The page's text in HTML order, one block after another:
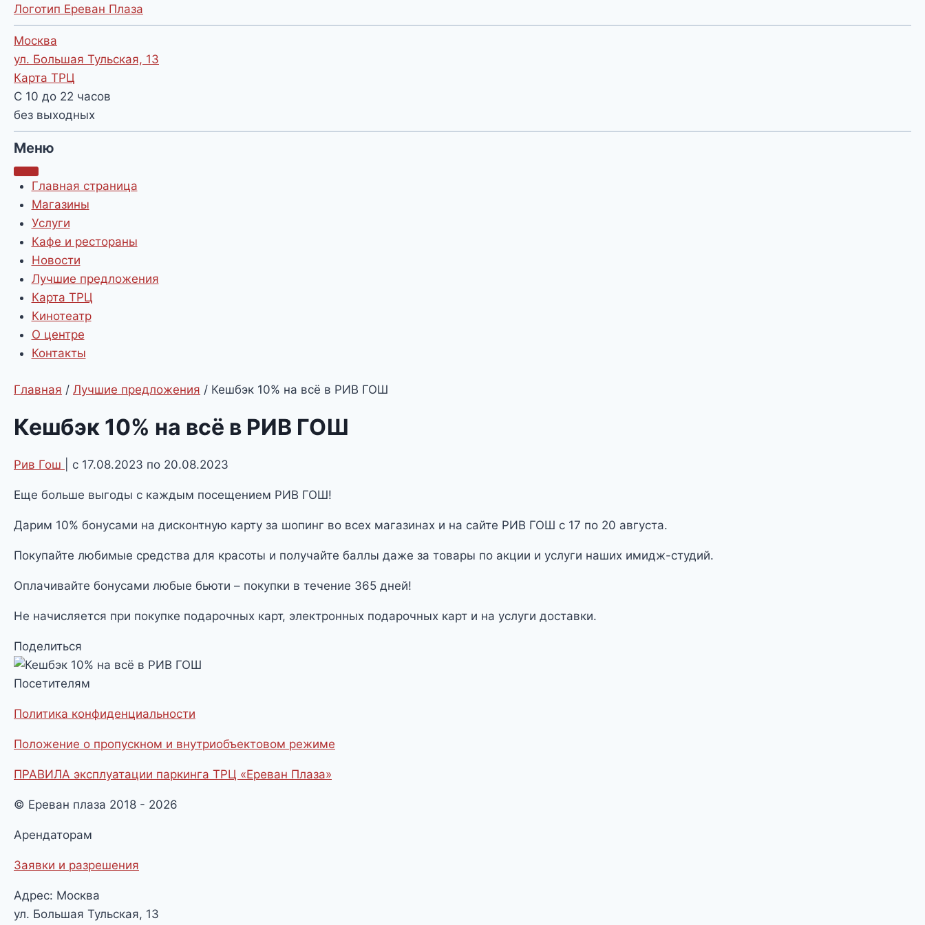
Логотип Ереван Плаза
Москва
ул. Большая Тульская, 13
Карта ТРЦ
С 10 до 22 часов
без выходных
Меню
Главная страница
Магазины
Услуги
Кафе и рестораны
Новости
Лучшие предложения
Карта ТРЦ
Кинотеатр
О центре
Контакты
Главная / Лучшие предложения / Кешбэк 10% на всё в РИВ ГОШ
Кешбэк 10% на всё в РИВ ГОШ
Рив Гош | с 17.08.2023 по 20.08.2023
Еще больше выгоды с каждым посещением РИВ ГОШ!
Дарим 10% бонусами на дисконтную карту за шопинг во всех магазинах и на сайте РИВ ГОШ с 17 по 20 августа.
Покупайте любимые средства для красоты и получайте баллы даже за товары по акции и услуги наших имидж-студий.
Оплачивайте бонусами любые бьюти – покупки в течение 365 дней!
Не начисляется при покупке подарочных карт, электронных подарочных карт и на услуги доставки.
Поделиться
Посетителям
Политика конфиденциальности
Положение о пропускном и внутриобъектовом режиме
ПРАВИЛА эксплуатации паркинга ТРЦ «Ереван Плаза»
© Ереван плаза 2018 - 2026
Арендаторам
Заявки и разрешения
Адрес: Москва
ул. Большая Тульская, 13